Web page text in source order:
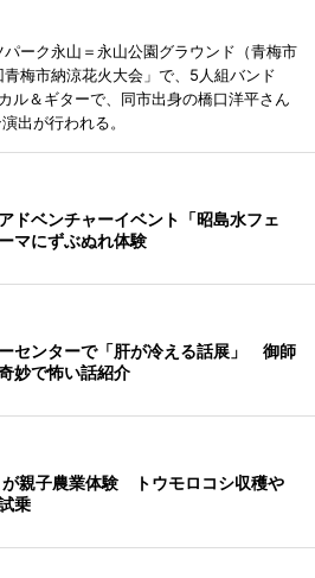
ーク永山＝永山公園グラウンド（青梅市
梅市納涼花火大会」で、5人組バンド
ル＆ギターで、同市出身の橋口洋平さん
出が行われる。
ドベンチャーイベント「昭島水フェ
マにずぶぬれ体験
センターで「肝が冷える話展」 御師
妙で怖い話紹介
親子農業体験 トウモロコシ収穫や
乗